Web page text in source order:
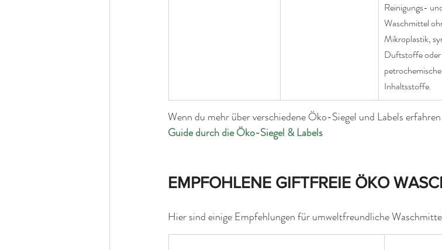
Reinigungs-
Waschmittel
Mikroplastik,
Duftstoffe oder
petrochemische
Inhaltsstoffe.
Wenn du mehr über verschiedene Öko-Siegel und Labels
Guide durch die Öko-Siegel & Labels
EMPFOHLENE GIFTFREIE ÖKO
Hier sind einige Empfehlungen für umweltfreundliche